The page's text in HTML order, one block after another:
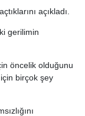
açıkladı.
gerilimin
öncelik olduğunu
birçok şey